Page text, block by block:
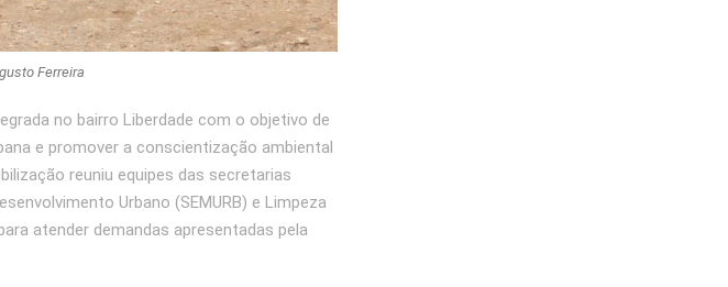
Ferreira
no bairro Liberdade com o objetivo de
e promover a conscientização ambiental
reuniu equipes das secretarias
Urbano (SEMURB) e Limpeza
atender demandas apresentadas pela